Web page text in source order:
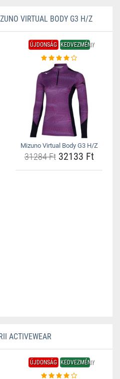
VIRTUAL BODY G3 H/Z
ÚJDONSÁG KEDVEZMÉNY
Mizuno Virtual Body G3 H/Z
31284 Ft32133 Ft
ACTIVEWEAR
ÚJDONSÁG KEDVEZMÉNY